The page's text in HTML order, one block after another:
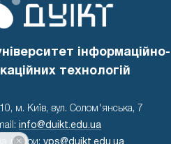
інформаційно-
технологій
м. Київ, вул. Солом'янська, 7
info@duikt.edu.ua
×